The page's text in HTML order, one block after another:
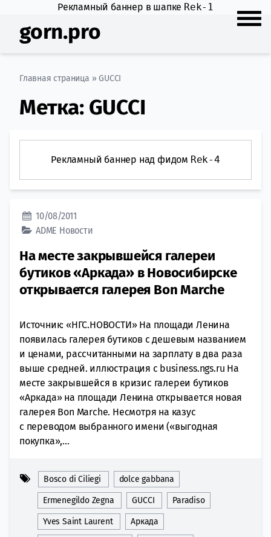
Рекламный баннер в шапке Rek-1
gorn.pro
Главная страница »GUCCI
Метка: GUCCI
Рекламный баннер над фидом Rek-4
10/08/2011
ADME Новости
На месте закрывшейся галереи
бутиков «Аркада» в Новосибирске
открывается галерея Bon Marche
Источник: «НГС.НОВОСТИ» На площади Ленина
появилась галерея бутиков с дешевым названием
и ценами, рассчитанными на зарплату в два раза
выше средней. иллюстрация с business.ngs.ru На
месте закрывшейся в кризис галереи бутиков
«Аркада» на площади Ленина открывается новая
галерея Bon Marche. Несмотря на казус
с переводом выбранного имени («выгодная
покупка»,...
Bosco di Ciliegi dolce gabbana
Ermenegildo Zegna GUCCI Paradiso
Yves Saint Laurent Аркада